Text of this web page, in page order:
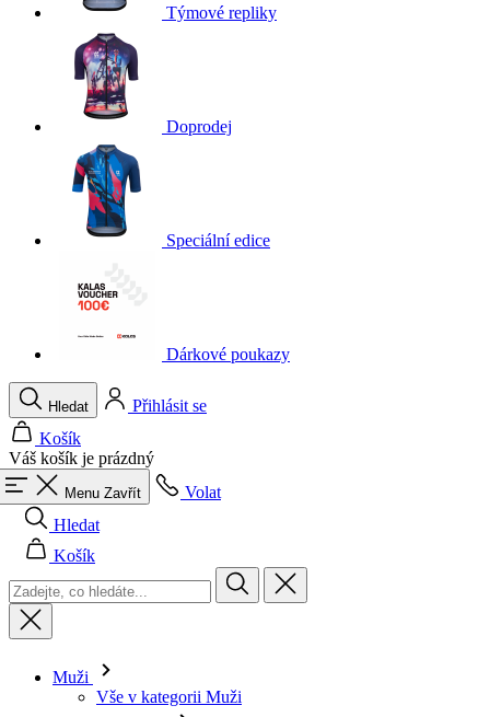
Týmové repliky
Doprodej
Speciální edice
Dárkové poukazy
Hledat
Přihlásit se
Košík
Váš košík je prázdný
Menu Zavřít
Volat
Hledat
Košík
Muži
Vše v kategorii Muži